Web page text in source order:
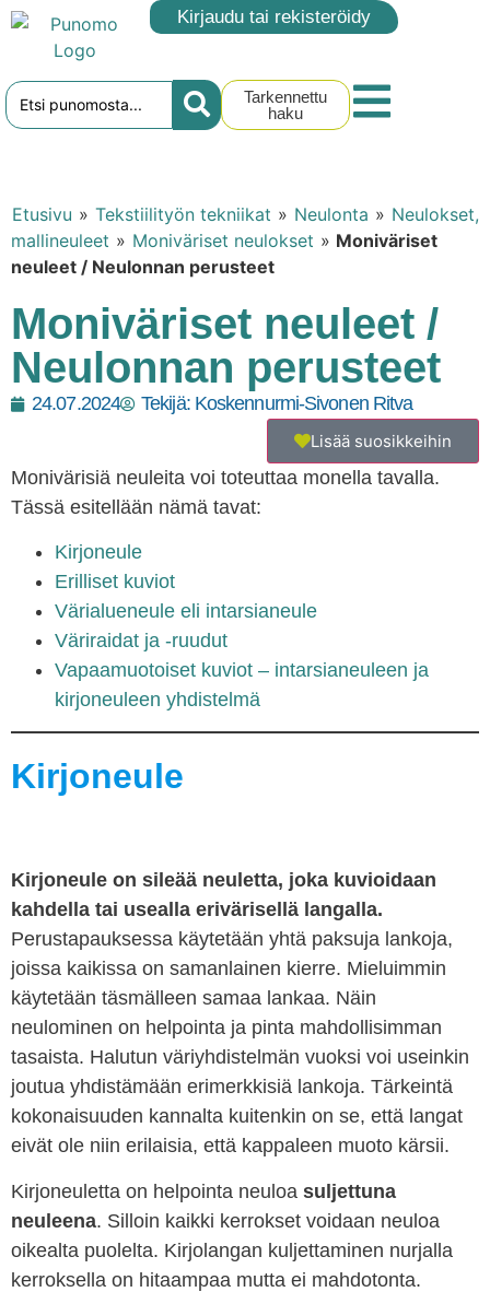
Kirjaudu tai rekisteröidy
Tarkennettu
haku
Etusivu » Tekstiilityön tekniikat » Neulonta » Neulokset,
mallineuleet » Moniväriset neulokset » Moniväriset
neuleet / Neulonnan perusteet
Moniväriset neuleet /
Neulonnan perusteet
24.07.2024 Tekijä:Koskennurmi-Sivonen Ritva
Lisää suosikkeihin
Monivärisiä neuleita voi toteuttaa monella tavalla.
Tässä esitellään nämä tavat:
Kirjoneule
Erilliset kuviot
Värialueneule eli intarsianeule
Väriraidat ja -ruudut
Vapaamuotoiset kuviot – intarsianeuleen ja
kirjoneuleen yhdistelmä
Kirjoneule
Kirjoneule on sileää neuletta, joka kuvioidaan
kahdella tai usealla erivärisellä langalla.
Perustapauksessa käytetään yhtä paksuja lankoja,
joissa kaikissa on samanlainen kierre. Mieluimmin
käytetään täsmälleen samaa lankaa. Näin
neulominen on helpointa ja pinta mahdollisimman
tasaista. Halutun väriyhdistelmän vuoksi voi useinkin
joutua yhdistämään erimerkkisiä lankoja. Tärkeintä
kokonaisuuden kannalta kuitenkin on se, että langat
eivät ole niin erilaisia, että kappaleen muoto kärsii.
Kirjoneuletta on helpointa neuloa suljettuna
neuleena. Silloin kaikki kerrokset voidaan neuloa
oikealta puolelta. Kirjolangan kuljettaminen nurjalla
kerroksella on hitaampaa mutta ei mahdotonta.